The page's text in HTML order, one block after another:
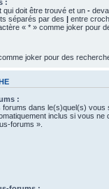
:
qui doit être trouvé et un -
séparés par des | entre
« * » comme joker pour
joker pour des
:
dans le(s)quel(s) vous
inclus si vous ne
forums ».